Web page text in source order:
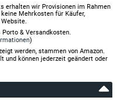
erhalten wir Provisionen im Rahmen
Mehrkosten für Käufer,
Porto & Versandkosten.
)
werden, stammen von Amazon.
und können jederzeit geändert oder